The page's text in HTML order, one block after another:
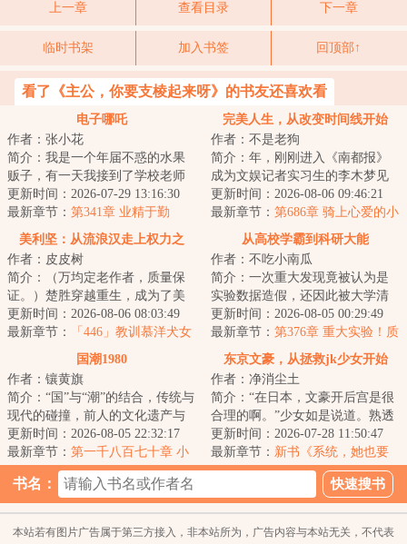
上一章 查看目录 下一章
临时书架 加入书签 回顶部↑
看了《主公，你要支棱起来呀》的书友还喜欢看
电子哪吒
作者：张小花
简介：我是一个年届不惑的水果
贩子，有一天我接到了学校老师
的电话，说我那成绩一直平平无
奇的儿子刘振华...
更新时间：2026-07-29 13:16:30
最新章节： 第341章 业精于勤
完美人生，从改变时间线开始
作者：不是老狗
简介：年，刚刚进入《南都报》
成为文娱记者实习生的李木梦见
了未来的自己，对方说出了一组
彩票号码。第二...
更新时间：2026-08-06 09:46:21
最新章节： 第686章 骑上心爱的小
美利坚：从流浪汉走上权力之
作者：皮皮树
简介：（万均定老作者，质量保
证。）楚胜穿越重生，成为了美
利坚的一个流浪汉。「叮……打
野系统，绑定中...
更新时间：2026-08-06 08:03:49
最新章节：
「446」教训慕洋犬女
记者，墨西哥攻略！
从高校学霸到科研大能
作者：不吃小南瓜
简介：一次重大发现竟被认为是
实验数据造假，还因此被大学清
退。他，继续追逐科技前沿。从
隐形涂层、拒阻...
更新时间：2026-08-05 00:29:49
最新章节： 第376章 重大实验！质
疑？我们有技术基础！
国潮1980
作者：镶黄旗
简介：“国”与“潮”的结合，传统与
现代的碰撞，前人的文化遗产与
今人的智慧交相辉映。一个坑人
无数的现...
更新时间：2026-08-05 22:32:17
最新章节： 第一千八百七十章 小
东京文豪，从拯救jk少女开始
作者：净消尘土
简介：“在日本，文豪开后宫是很
合理的啊。”少女如是说道。熟透
的邻家太太，强势的御姐编辑，
知性的美女...
更新时间：2026-07-28 11:50:47
最新章节： 新书《系统，她也要
当我的狗吗？》
书名：
本站若有图片广告属于第三方接入，非本站所为，广告内容与本站无关，不代表